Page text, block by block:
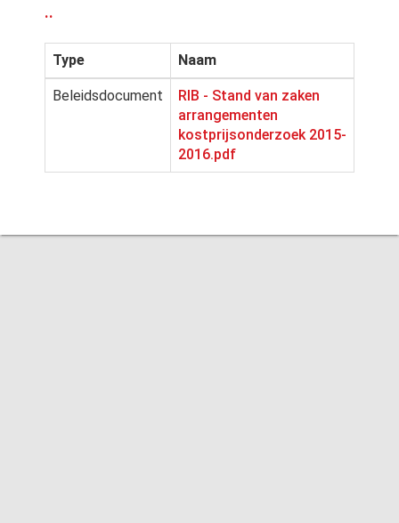
..
Type Naam
Beleidsdocument
RIB - Stand van zaken
arrangementen
kostprijsonderzoek 2015-
2016.pdf